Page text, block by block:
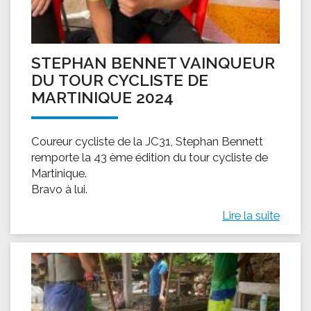
STEPHAN BENNET VAINQUEUR
DU TOUR CYCLISTE DE
MARTINIQUE 2024
Coureur cycliste de la JC31, Stephan Bennett
remporte la 43 ème édition du tour cycliste de
Martinique.
Bravo à lui.
Lire la suite